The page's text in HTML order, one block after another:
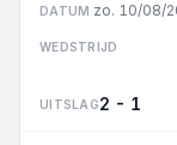
DATUM zo. 10/08/
WEDSTRIJD
UITSLAG2 - 1